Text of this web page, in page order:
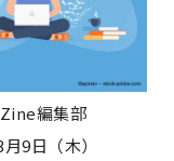
編集部
9日（木）